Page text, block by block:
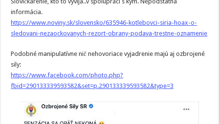
informácia.
https://www.noviny.sk/slovensko/635946-kotlebovci-siria-hoax-o-
sledovani-nezaockovanych-rezort-obrany-podava-trestne-oznamenie
Podobné manipulatívne nič nehovoriace vyjadrenie majú aj ozbrojené
sily:
https://www.facebook.com/photo.php?
fbid=290133339593582&set=p.290133339593582&type=3